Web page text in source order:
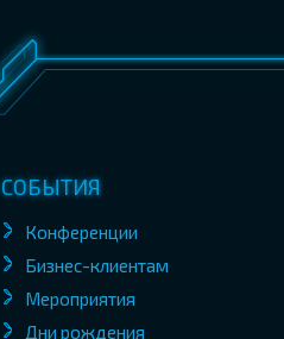
СОБЫТИЯ
Конференции
Бизнес-клиентам
Мероприятия
Дни рождения